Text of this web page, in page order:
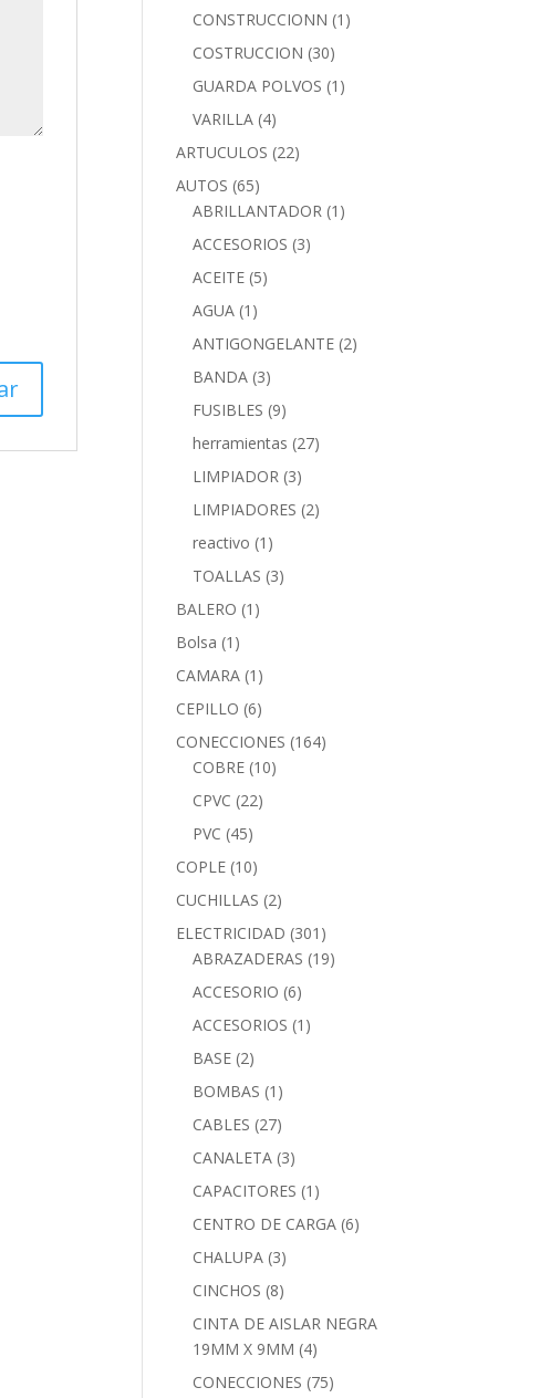
CONSTRUCCIONN (1)
COSTRUCCION (30)
GUARDA POLVOS (1)
VARILLA (4)
ARTUCULOS (22)
AUTOS (65)
ABRILLANTADOR (1)
ACCESORIOS (3)
ACEITE (5)
AGUA (1)
ANTIGONGELANTE (2)
BANDA (3)
FUSIBLES (9)
herramientas (27)
LIMPIADOR (3)
LIMPIADORES (2)
reactivo (1)
TOALLAS (3)
BALERO (1)
Bolsa (1)
CAMARA (1)
CEPILLO (6)
CONECCIONES (164)
COBRE (10)
CPVC (22)
PVC (45)
COPLE (10)
CUCHILLAS (2)
ELECTRICIDAD (301)
ABRAZADERAS (19)
ACCESORIO (6)
ACCESORIOS (1)
BASE (2)
BOMBAS (1)
CABLES (27)
CANALETA (3)
CAPACITORES (1)
CENTRO DE CARGA (6)
CHALUPA (3)
CINCHOS (8)
CINTA DE AISLAR NEGRA
19MM X 9MM (4)
CONECCIONES (75)